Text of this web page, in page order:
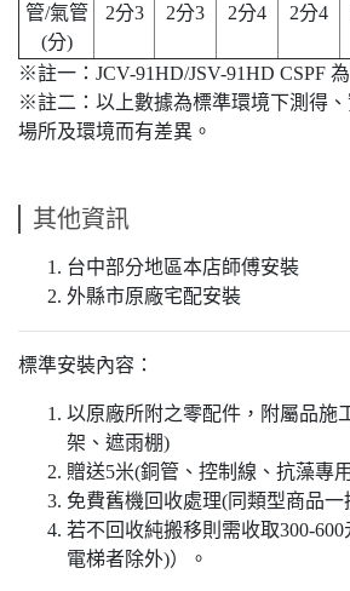
管/氣管
(分)
2分3 2分3 2分4 2分4
※註一：JCV-91HD/JSV-91HD CSPF
※註二：以上數據為標準環境下測得
場所及環境而有差異。
其他資訊
台中部分地區本店師傅安裝
外縣市原廠宅配安裝
標準安裝內容：
以原廠所附之零配件，附屬品施
架、遮雨棚)
贈送5米(銅管、控制線、抗藻專
免費舊機回收處理(同類型商品一
若不回收純搬移則需收取300-
電梯者除外)）。